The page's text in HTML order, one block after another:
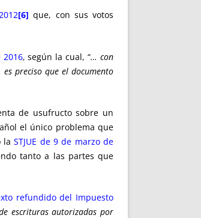
[6] que, con sus votos
2016, según la cual, “… con
preciso que el documento
de usufructo sobre un
el único problema que
laSTJUE de 9 de marzo de
tanto a las partes que
refundido del Impuesto
escrituras autorizadas por